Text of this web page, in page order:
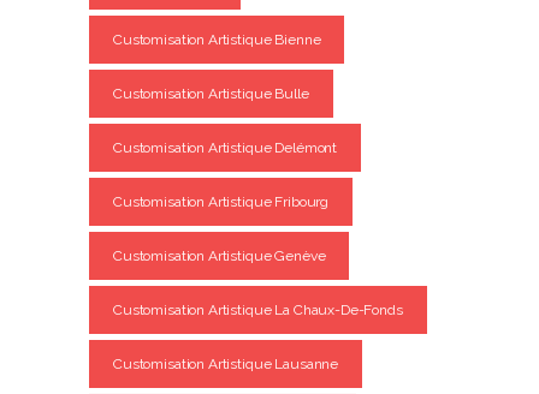
Customisation Artistique Bienne
Customisation Artistique Bulle
Customisation Artistique Delémont
Customisation Artistique Fribourg
Customisation Artistique Genève
Customisation Artistique La Chaux-De-Fonds
Customisation Artistique Lausanne